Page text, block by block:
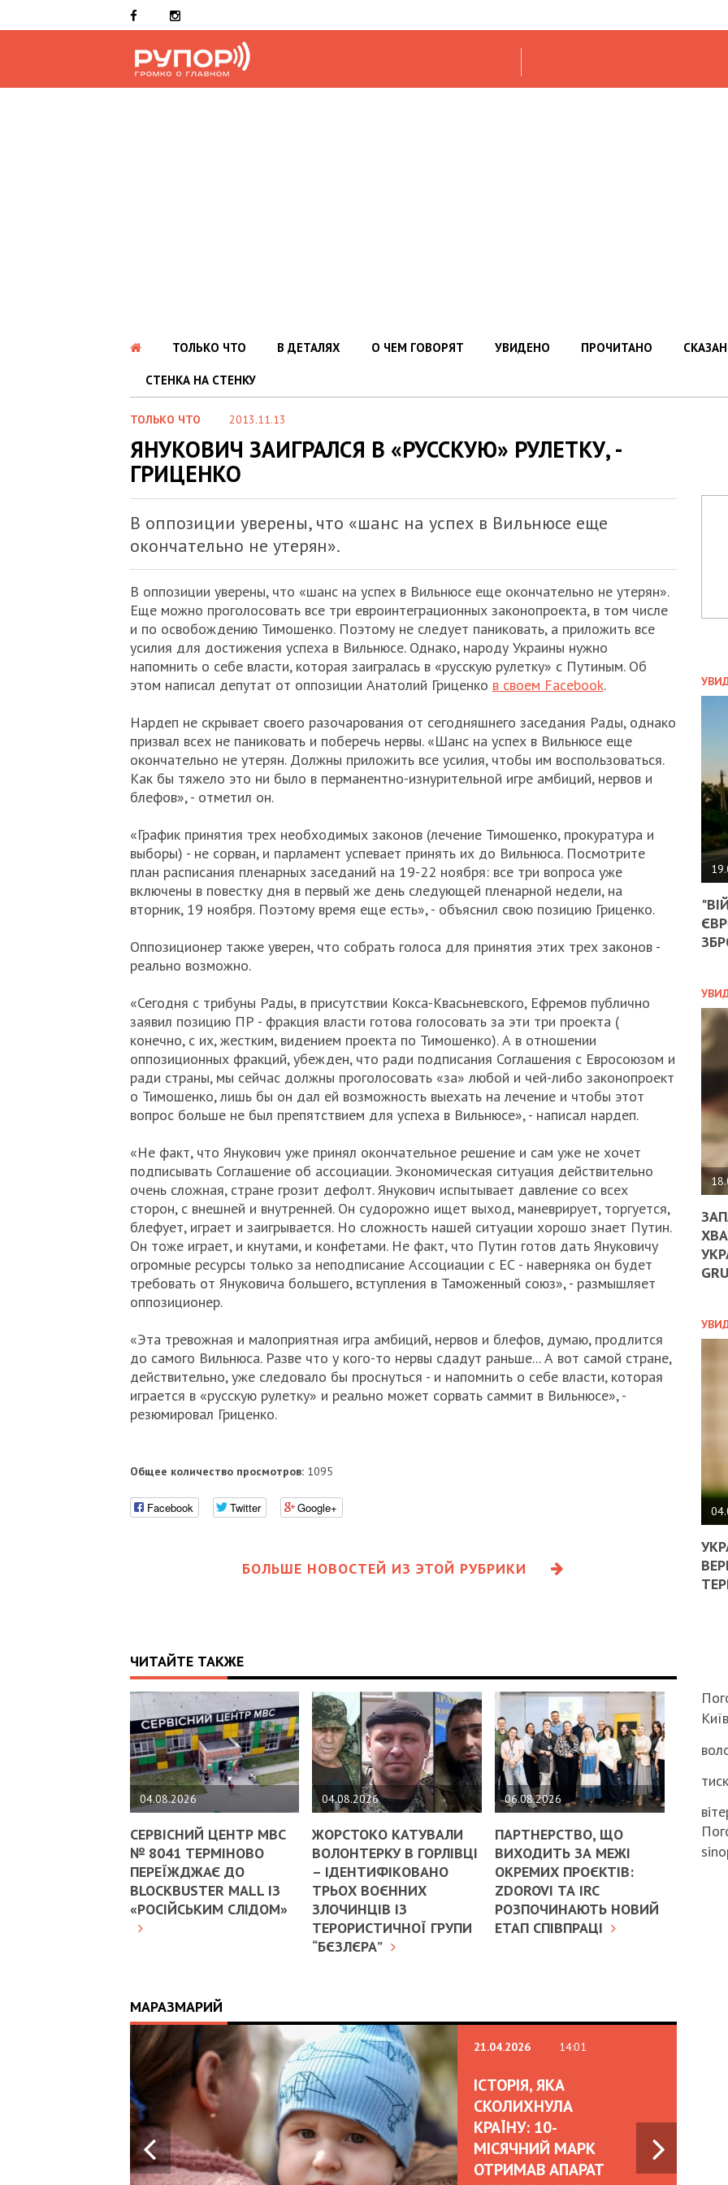
ТОЛЬКО ЧТО В ДЕТАЛЯХ О ЧЕМ ГОВОРЯТ УВИДЕНО ПРОЧИТАНО
СТЕНКА НА СТЕНКУ
ТОЛЬКО ЧТО 2013.11.13
ЯНУКОВИЧ ЗАИГРАЛСЯ В «РУССКУЮ» РУЛЕТКУ, -
ГРИЦЕНКО
В оппозиции уверены, что «шанс на успех в Вильнюсе еще
окончательно не утерян».
В оппозиции уверены, что «шанс на успех в Вильнюсе еще окончательно не утерян».
Еще можно проголосовать все три евроинтеграционных законопроекта, в том числе
и по освобождению Тимошенко. Поэтому не следует паниковать, а приложить все
усилия для достижения успеха в Вильнюсе. Однако, народу Украины нужно
напомнить о себе власти, которая заигралась в «русскую рулетку» с Путиным. Об
этом написал депутат от оппозиции Анатолий Гриценко в своем Facebook.
Нардеп не скрывает своего разочарования от сегодняшнего заседания Рады, однако
призвал всех не паниковать и поберечь нервы. «Шанс на успех в Вильнюсе еще
окончательно не утерян. Должны приложить все усилия, чтобы им воспользоваться.
Как бы тяжело это ни было в перманентно-изнурительной игре амбиций, нервов и
блефов», - отметил он.
«График принятия трех необходимых законов (лечение Тимошенко, прокуратура и
выборы) - не сорван, и парламент успевает принять их до Вильнюса. Посмотрите
план расписания пленарных заседаний на 19-22 ноября: все три вопроса уже
включены в повестку дня в первый же день следующей пленарной недели, на
вторник, 19 ноября. Поэтому время еще есть», - объяснил свою позицию Гриценко.
Оппозиционер также уверен, что собрать голоса для принятия этих трех законов -
реально возможно.
«Сегодня с трибуны Рады, в присутствии Кокса-Квасьневского, Ефремов публично
заявил позицию ПР - фракция власти готова голосовать за эти три проекта (
конечно, с их, жестким, видением проекта по Тимошенко). А в отношении
оппозиционных фракций, убежден, что ради подписания Соглашения с Евросоюзом и
ради страны, мы сейчас должны проголосовать «за» любой и чей-либо законопроект
о Тимошенко, лишь бы он дал ей возможность выехать на лечение и чтобы этот
вопрос больше не был препятствием для успеха в Вильнюсе», - написал нардеп.
«Не факт, что Янукович уже принял окончательное решение и сам уже не хочет
подписывать Соглашение об ассоциации. Экономическая ситуация действительно
очень сложная, стране грозит дефолт. Янукович испытывает давление со всех
сторон, с внешней и внутренней. Он судорожно ищет выход, маневрирует, торгуется,
блефует, играет и заигрывается. Но сложность нашей ситуации хорошо знает Путин.
Он тоже играет, и кнутами, и конфетами. Не факт, что Путин готов дать Януковичу
огромные ресурсы только за неподписание Ассоциации с ЕС - наверняка он будет
требовать от Януковича большего, вступления в Таможенный союз», - размышляет
оппозиционер.
«Эта тревожная и малоприятная игра амбиций, нервов и блефов, думаю, продлится
до самого Вильнюса. Разве что у кого-то нервы сдадут раньше... А вот самой стране,
действительно, уже следовало бы проснуться - и напомнить о себе власти, которая
играется в «русскую рулетку» и реально может сорвать саммит в Вильнюсе», -
резюмировал Гриценко.
Общее количество просмотров:1095
Facebook Twitter Google+
БОЛЬШЕ НОВОСТЕЙ ИЗ ЭТОЙ РУБРИКИ
ЧИТАЙТЕ ТАКЖЕ
04.08.2026
СЕРВІСНИЙ ЦЕНТР МВС
№ 8041 ТЕРМІНОВО
ПЕРЕЇЖДЖАЄ ДО
BLOCKBUSTER MALL ІЗ
«РОСІЙСЬКИМ СЛІДОМ»
04.08.2026
ЖОРСТОКО КАТУВАЛИ
ВОЛОНТЕРКУ В ГОРЛІВЦІ
– ІДЕНТИФІКОВАНО
ТРЬОХ ВОЄННИХ
ЗЛОЧИНЦІВ ІЗ
ТЕРОРИСТИЧНОЇ ГРУПИ
“БЄЗЛЄРА”
06.08.2026
ПАРТНЕРСТВО, ЩО
ВИХОДИТЬ ЗА МЕЖІ
ОКРЕМИХ ПРОЄКТІВ:
ZDOROVI ТА IRC
РОЗПОЧИНАЮТЬ НОВИЙ
ЕТАП СПІВПРАЦІ
МАРАЗМАРИЙ
21.04.2026 14:01
ІСТОРІЯ, ЯКА
СКОЛИХНУЛА
КРАЇНУ: 10-
МІСЯЧНИЙ МАРК
ОТРИМАВ АПАРАТ
НА
ДО
ЄС
-
НА
Київ